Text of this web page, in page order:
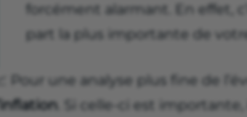
forcément alarmant. En effet,
part la plus importante de votre
Pour une analyse plus fine de
. Si celle-ci est